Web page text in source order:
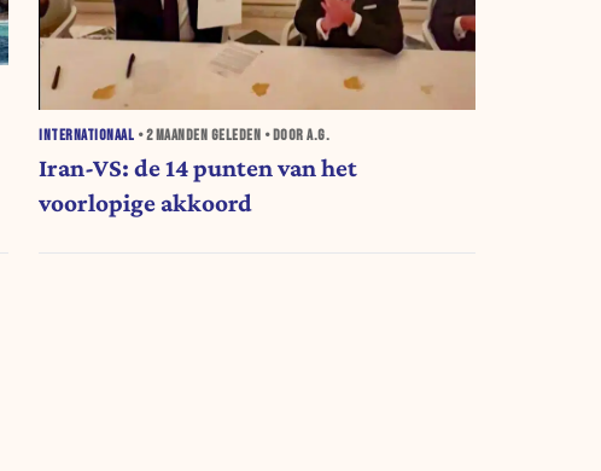
INTERNATIONAAL •2 MAANDEN GELEDEN • DOOR A.G.
Iran-VS: de 14 punten van het
voorlopige akkoord